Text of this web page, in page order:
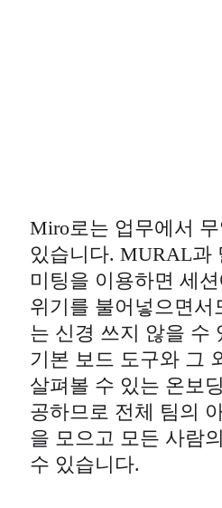
Miro로는 업무에서
있습니다. MURAL과
미팅을 이용하면 세
위기를 불어넣으면서
는 신경 쓰지 않을 수
기본 보드 도구와 그
살펴볼 수 있는 온보
공하므로 전체 팀의
을 모으고 모든 사람
수 있습니다.